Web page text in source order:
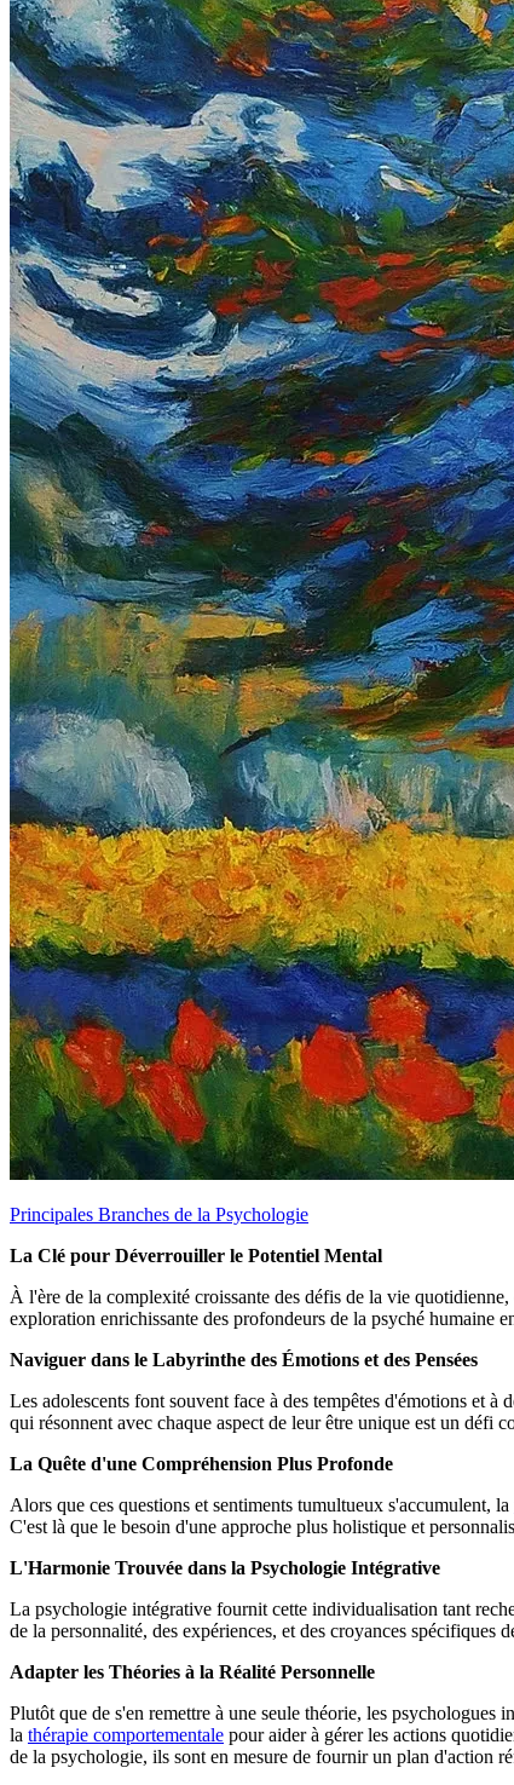
Principales Branches de la Psychologie
La Clé pour Déverrouiller le Potentiel Mental
À l'ère de la complexité croissante des défis de la vie
exploration enrichissante des profondeurs de la psyché humaine
Naviguer dans le Labyrinthe des Émotions et des Pensées
Les adolescents font souvent face à des tempêtes d'émotions et
qui résonnent avec chaque aspect de leur être unique est un défi
La Quête d'une Compréhension Plus Profonde
Alors que ces questions et sentiments tumultueux s'accumulent, la
C'est là que le besoin d'une approche plus holistique et
L'Harmonie Trouvée dans la Psychologie Intégrative
La psychologie intégrative fournit cette individualisation tant
de la personnalité, des expériences, et des croyances spécifiques
Adapter les Théories à la Réalité Personnelle
Plutôt que de s'en remettre à une seule théorie, les
la thérapie comportementale pour aider à gérer les actions
de la psychologie, ils sont en mesure de fournir un plan d'action